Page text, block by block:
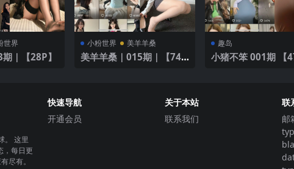
世界
｜【28P】
小粉世界 美羊羊桑
美羊羊桑｜015期｜【74
趣岛
小猪不笨 001期 【
。 这里
，每日更
尽有。
快速导航
开通会员
关于本站
联系我们
联
邮